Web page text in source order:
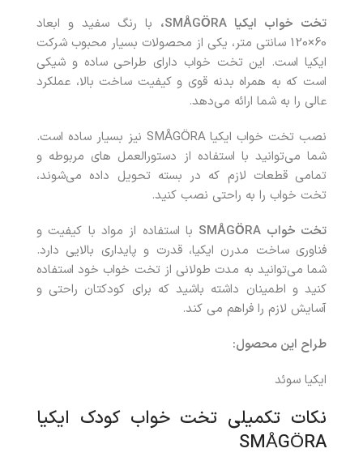
تخت خواب ایکیا SMÅGÖRA،
با رنگ سفید و ابعاد
60×120 سانتی متر، یکی از محصولات بسیار محبوب شرکت
ایکیا است. این تخت خواب دارای طراحی ساده و شیکی
است که به همراه بدنه قوی و کیفیت ساخت بالا، عملکرد
عالی را به شما ارائه می‌دهد.
نصب تخت خواب ایکیا SMÅGÖRA نیز بسیار ساده است.
شما می‌توانید با استفاده از دستورالعمل های مربوطه و
تمامی قطعات لازم که در بسته تحویل داده می‌شوند،
تخت خواب را به راحتی نصب کنید.
تخت خواب SMÅGÖRA
با استفاده از مواد با کیفیت و
فناوری ساخت مدرن ایکیا، قدرت و پایداری بالایی دارد.
شما می‌توانید به مدت طولانی از تخت خواب خود استفاده
کنید و اطمینان داشته باشید که برای کودکتان راحتی و
آسایش لازم را فراهم می کند.
طراح این محصول:
ایکیا سوئد
نکات تکمیلی تخت خواب کودک ایکیا
SMÅGÖRA